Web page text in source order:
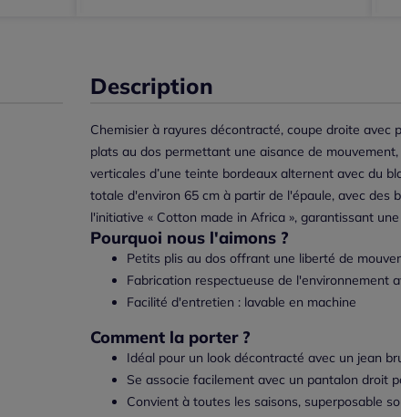
Description
Chemisier à rayures décontracté, coupe droite avec
plats au dos permettant une aisance de
verticales d’une teinte bordeaux alternent avec du
totale d'environ 65 cm à partir de l'épaule, avec des
l'initiative « Cotton made in Africa », garantissant
Pourquoi nous l'aimons ?
Petits plis au dos offrant une liberté de
Fabrication respectueuse de l'environnement
Facilité d'entretien : lavable en machine
Comment la porter ?
Idéal pour un look décontracté avec un jean
Se associe facilement avec un pantalon droit
Convient à toutes les saisons, superposable